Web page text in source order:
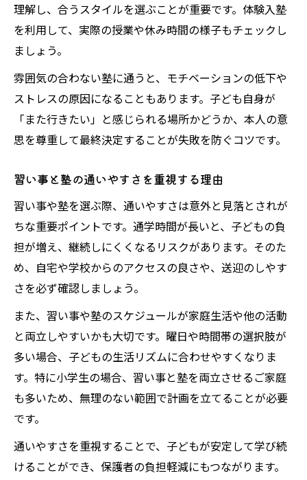
理解し、合うスタイルを選ぶことが重要です。体験入塾
を利用して、実際の授業や休み時間の様子もチェックし
ましょう。
雰囲気の合わない塾に通うと、モチベーションの低下や
ストレスの原因になることもあります。子ども自身が
「また行きたい」と感じられる場所かどうか、本人の意
思を尊重して最終決定することが失敗を防ぐコツです。
習い事と塾の通いやすさを重視する理由
習い事や塾を選ぶ際、通いやすさは意外と見落とされが
ちな重要ポイントです。通学時間が長いと、子どもの負
担が増え、継続しにくくなるリスクがあります。そのた
め、自宅や学校からのアクセスの良さや、送迎のしやす
さを必ず確認しましょう。
また、習い事や塾のスケジュールが家庭生活や他の活動
と両立しやすいかも大切です。曜日や時間帯の選択肢が
多い場合、子どもの生活リズムに合わせやすくなりま
す。特に小学生の場合、習い事と塾を両立させるご家庭
も多いため、無理のない範囲で計画を立てることが必要
です。
通いやすさを重視することで、子どもが安定して学び続
けることができ、保護者の負担軽減にもつながります。